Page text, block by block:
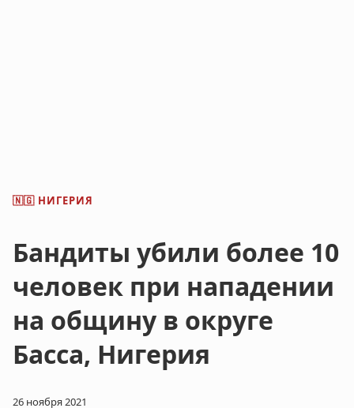
🇳🇬 НИГЕРИЯ
Бандиты убили более 10
человек при нападении
на общину в округе
Басса, Нигерия
26 ноября 2021